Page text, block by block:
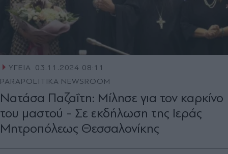
ΥΓΕΙΑ 03.11.2024 08:11
PARAPOLITIKA NEWSROOM
Νατάσα Παζαΐτη: Μίλησε για τον καρκίνο
του μαστού - Σε εκδήλωση της Ιεράς
Μητροπόλεως Θεσσαλονίκης